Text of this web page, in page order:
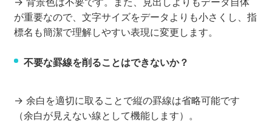
が重要なので、文字サイズをデータよりも小さくし、指
標名も簡潔で理解しやすい表現に変更します。
不要な罫線を削ることはできないか？
→ 余白を適切に取ることで縦の罫線は省略可能です
（余白が見えない線として機能します）。